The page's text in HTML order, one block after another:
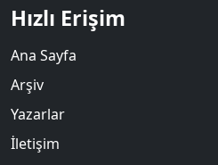
Hızlı Erişim
Ana Sayfa
Arşiv
Yazarlar
İletişim